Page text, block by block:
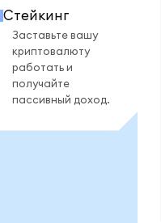
Стейкинг
Заставьте вашу
криптовалюту
работать и
получайте
пассивный доход.